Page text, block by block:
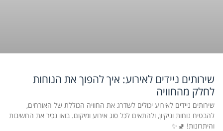
שירותים ניידים לאירוע: איך להפוך את הנוחות
לחלק מהחוויה
שירותים ניידים לאירוע יכולים לשדרג את החוויה הכוללת של האורחים,
להבטיח נוחות וניקיון, ולהתאים לכל סוג אירוע ומיקום. בואו נכיר את החשיבות
והיתרונות! 🚽✨